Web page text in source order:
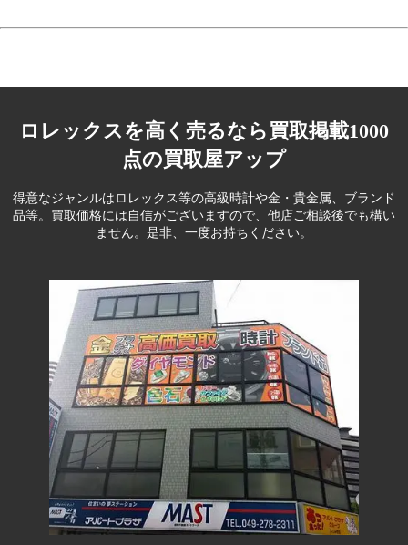
ロレックスを高く売るなら買取掲載1000
点の買取屋アップ
得意なジャンルはロレックス等の高級時計や金・貴金属、ブランド
品等。 買取価格には自信がございますので、他店ご相談後でも構い
ません。是非、一度お持ちください。